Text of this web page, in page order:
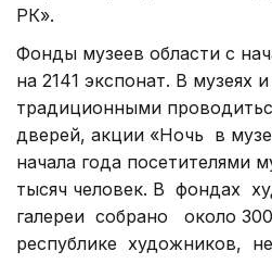
РК».
Фонды музеев области с
на 2141 экспонат. В музеях
традиционными
дверей, акции «Ночь в
начала года посетителями
тысяч человек. В фондах
галереи собрано около 300
республике художников,